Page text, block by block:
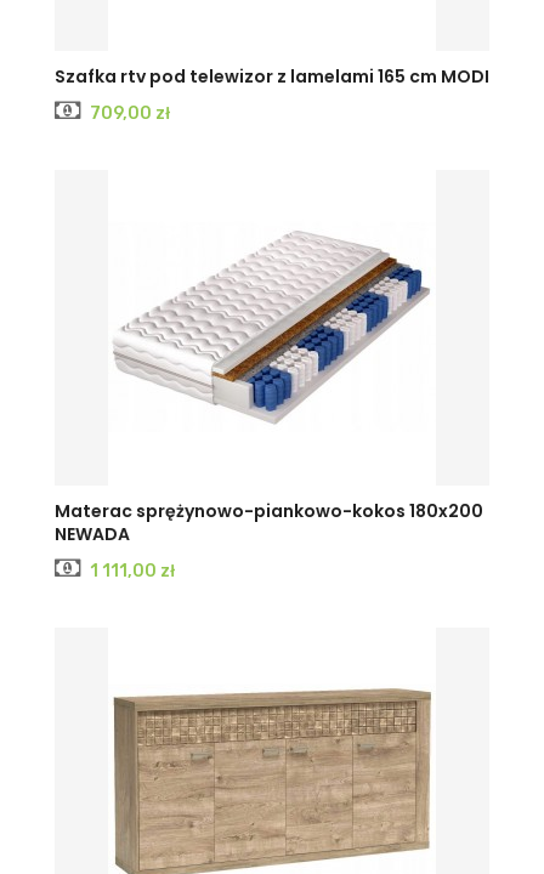
Szafka rtv pod telewizor z lamelami 165 cm MODI
Cena
709,00 zł
Materac sprężynowo-piankowo-kokos 180x200
NEWADA
Cena
1 111,00 zł